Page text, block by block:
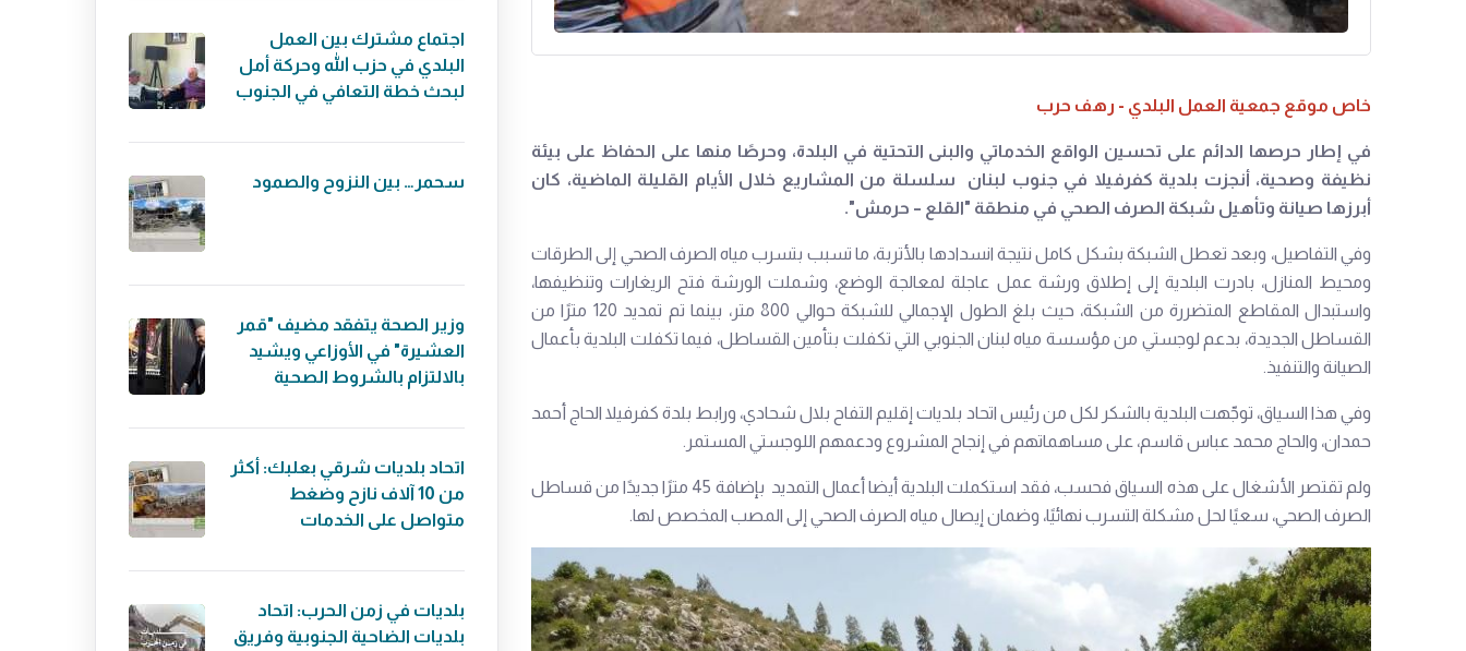
خاص موقع جمعية العمل البلدي - رهف حرب
في إطار حرصها الدائم على تحسين الواقع الخدماتي والبنى التحتية في البلدة، وحرصًا منها على الحفاظ على بيئة
نظيفة وصحية، أنجزت بلدية كفرفيلا في جنوب لبنان سلسلة من المشاريع خلال الأيام القليلة الماضية، كان
أبرزها صيانة وتأهيل شبكة الصرف الصحي في منطقة "القلع – حرمش".
وفي التفاصيل، وبعد تعطل الشبكة بشكل كامل نتيجة انسدادها بالأتربة، ما تسبب بتسرب مياه الصرف الصحي إلى الطرقات
ومحيط المنازل، بادرت البلدية إلى إطلاق ورشة عمل عاجلة لمعالجة الوضع، وشملت الورشة فتح الريغارات وتنظيفها،
واستبدال المقاطع المتضررة من الشبكة، حيث بلغ الطول الإجمالي للشبكة حوالي 800 متر، بينما تم تمديد 120 مترًا من
القساطل الجديدة، بدعم لوجستي من مؤسسة مياه لبنان الجنوبي التي تكفلت بتأمين القساطل، فيما تكفلت البلدية بأعمال
الصيانة والتنفيذ.
وفي هذا السياق، توجّهت البلدية بالشكر لكل من رئيس اتحاد بلديات إقليم التفاح بلال شحادي، ورابط بلدة كفرفيلا الحاج أحمد
حمدان، والحاج محمد عباس قاسم، على مساهماتهم في إنجاح المشروع ودعمهم اللوجستي المستمر.
ولم تقتصر الأشغال على هذه السياق فحسب، فقد استكملت البلدية أيضا أعمال التمديد بإضافة 45 مترًا جديدًا من قساطل
الصرف الصحي، سعيًا لحل مشكلة التسرب نهائيًا، وضمان إيصال مياه الصرف الصحي إلى المصب المخصص لها.
اجتماع مشترك بين العمل
البلدي في حزب الله وحركة أمل
لبحث خطة التعافي في الجنوب
سحمر… بين النزوح والصمود
وزير الصحة يتفقد مضيف "قمر
العشيرة" في الأوزاعي ويشيد
بالالتزام بالشروط الصحية
اتحاد بلديات شرقي بعلبك: أكثر
من 10 آلاف نازح وضغط
متواصل على الخدمات
بلديات في زمن الحرب: اتحاد
بلديات الضاحية الجنوبية وفريق